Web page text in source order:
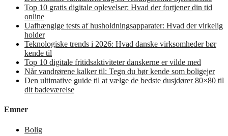
Top 10 gratis digitale oplevelser: Hvad der fortjener din tid
online
Uafhængige tests af husholdningsapparater: Hvad der virkelig
holder
Teknologiske trends i 2026: Hvad danske virksomheder bør
kende til
Top 10 digitale fritidsaktiviteter danskerne er vilde med
Når vandrørene kalker til: Tegn du bør kende som boligejer
Den ultimative guide til at vælge de bedste dusjdører 80×80 til
dit badeværelse
Emner
Bolig